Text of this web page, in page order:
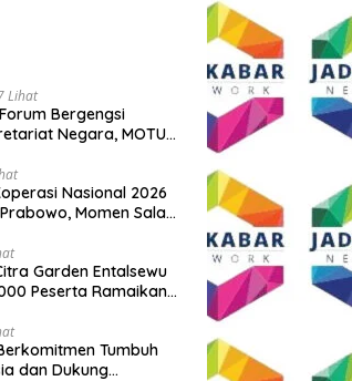
Lihat
Bergengsi
Negara, MOTU
Nasional 2026
Momen Salam
Garden Entalsewu
Peserta Ramaikan
Tumbuh
dan Dukung